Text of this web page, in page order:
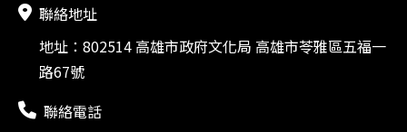
聯絡地址
地址：802514 高雄市政府文化局 高雄市苓雅區五福一
路67號
聯絡電話